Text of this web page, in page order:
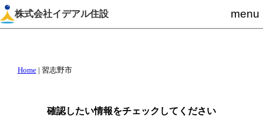
株式会社イデアル住設 menu
Home 習志野市
確認したい情報をチェックしてください